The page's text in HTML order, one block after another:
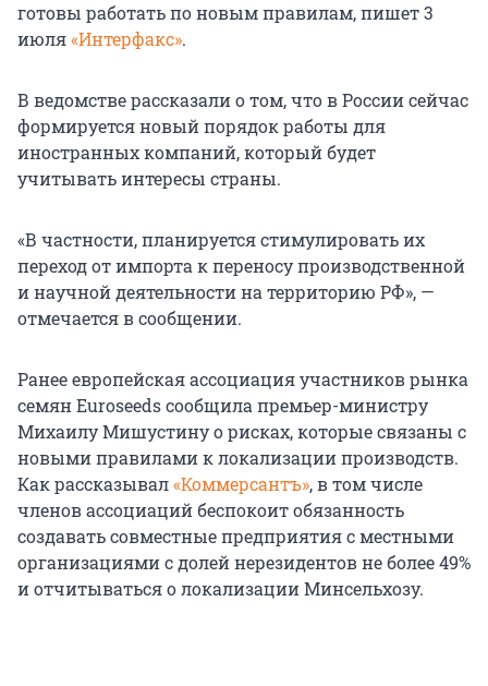
готовы работать по новым правилам, пишет 3
июля«Интерфакс».
В ведомстве рассказали о том, что в России сейчас
формируется новый порядок работы для
иностранных компаний, который будет
учитывать интересы страны.
«В частности, планируется стимулировать их
переход от импорта к переносу производственной
и научной деятельности на территорию РФ», —
отмечается в сообщении.
Ранее европейская ассоциация участников рынка
семян Euroseeds сообщила премьер-министру
Михаилу Мишустину о рисках, которые связаны с
новыми правилами к локализации производств.
Как рассказывал«Коммерсантъ», в том числе
членов ассоциаций беспокоит обязанность
создавать совместные предприятия с местными
организациями с долей нерезидентов не более 49%
и отчитываться о локализации Минсельхозу.